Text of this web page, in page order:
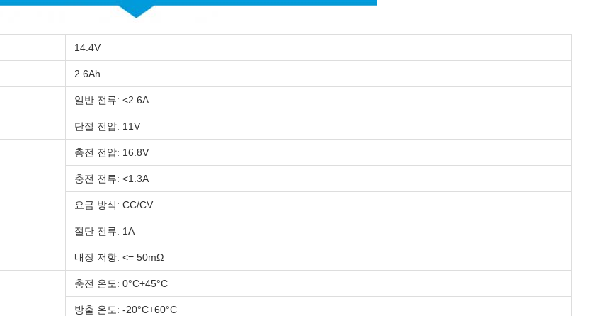
14.4V
2.6Ah
일반 전류: <2.6A
단절 전압: 11V
충전 전압: 16.8V
충전 전류: <1.3A
요금 방식: CC/CV
절단 전류: 1A
내장 저항: <= 50mΩ
충전 온도: 0°C+45°C
방출 온도: -20°C+60°C